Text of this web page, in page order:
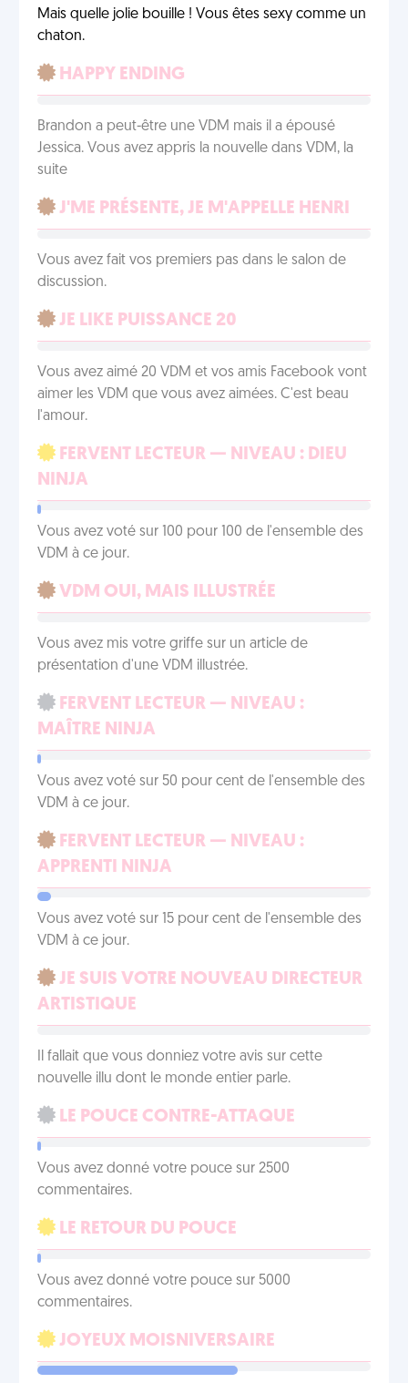
Mais quelle jolie bouille ! Vous êtes sexy comme un
chaton.
HAPPY ENDING
Brandon a peut-être une VDM mais il a épousé
Jessica. Vous avez appris la nouvelle dans VDM, la
suite
J'ME PRÉSENTE, JE M'APPELLE HENRI
Vous avez fait vos premiers pas dans le salon de
discussion.
JE LIKE PUISSANCE 20
Vous avez aimé 20 VDM et vos amis Facebook vont
aimer les VDM que vous avez aimées. C'est beau
l'amour.
FERVENT LECTEUR — NIVEAU : DIEU
NINJA
Vous avez voté sur 100 pour 100 de l'ensemble des
VDM à ce jour.
VDM OUI, MAIS ILLUSTRÉE
Vous avez mis votre griffe sur un article de
présentation d'une VDM illustrée.
FERVENT LECTEUR — NIVEAU :
MAÎTRE NINJA
Vous avez voté sur 50 pour cent de l'ensemble des
VDM à ce jour.
FERVENT LECTEUR — NIVEAU :
APPRENTI NINJA
Vous avez voté sur 15 pour cent de l'ensemble des
VDM à ce jour.
JE SUIS VOTRE NOUVEAU DIRECTEUR
ARTISTIQUE
Il fallait que vous donniez votre avis sur cette
nouvelle illu dont le monde entier parle.
LE POUCE CONTRE-ATTAQUE
Vous avez donné votre pouce sur 2500
commentaires.
LE RETOUR DU POUCE
Vous avez donné votre pouce sur 5000
commentaires.
JOYEUX MOISNIVERSAIRE